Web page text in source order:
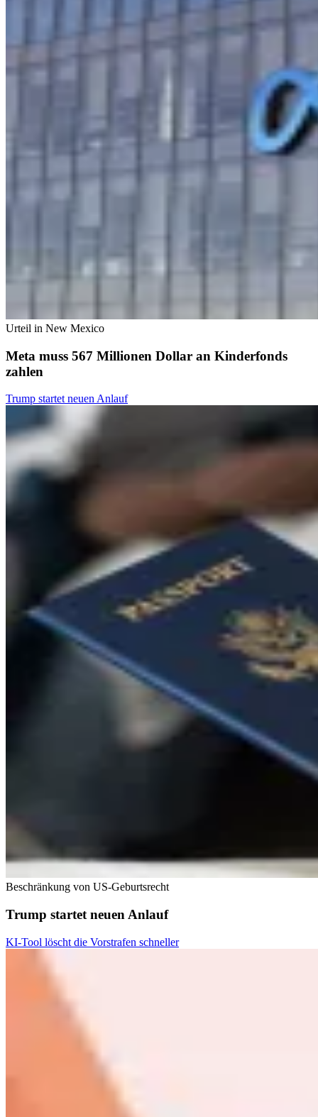
Urteil in New Mexico
Meta muss 567 Millionen Dollar an Kinderfonds
zahlen
Trump startet neuen Anlauf
Beschränkung von US-Geburtsrecht
Trump startet neuen Anlauf
KI-Tool löscht die Vorstrafen schneller